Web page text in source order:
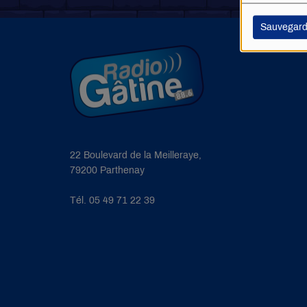
22 Boulevard de la Meilleraye,
79200 Parthenay
Tél. 05 49 71 22 39